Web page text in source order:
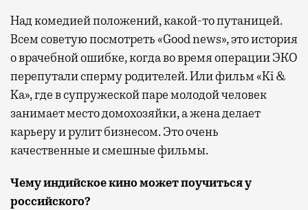
Над комедией положений, какой-то путаницей.
Всем советую посмотреть «Good news», это история
о врачебной ошибке, когда во время операции ЭКО
перепутали сперму родителей. Или фильм «Ki &
Ka», где в супружеской паре молодой человек
занимает место домохозяйки, а жена делает
карьеру и рулит бизнесом. Это очень
качественные и смешные фильмы.
Чему индийское кино может поучиться у
российского?